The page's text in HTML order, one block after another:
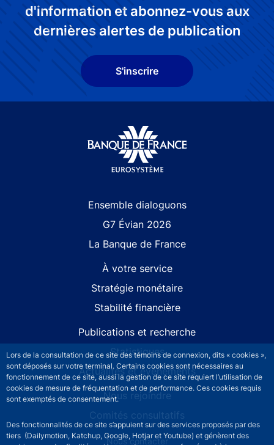
Lors de la consultation de ce site des témoins de connexion, dits « cookies »,
sont déposés sur votre terminal. Certains cookies sont nécessaires au
fonctionnement de ce site, aussi la gestion de ce site requiert l’utilisation de
cookies de mesure de fréquentation et de performance. Ces cookies requis
sont exemptés de consentement.
Des fonctionnalités de ce site s’appuient sur des services proposés par des
tiers (Dailymotion, Katchup, Google, Hotjar et Youtube) et génèrent des
d'information et abonnez-vous aux
dernières alertes de publication
S'inscrire
Ensemble dialoguons
G7 Évian 2026
La Banque de France
À votre service
Stratégie monétaire
Stabilité financière
Publications et recherche
Statistiques
Actualités et événements
Nous rejoindre
Comités consultatifs
Footer secondary menuNous contacter